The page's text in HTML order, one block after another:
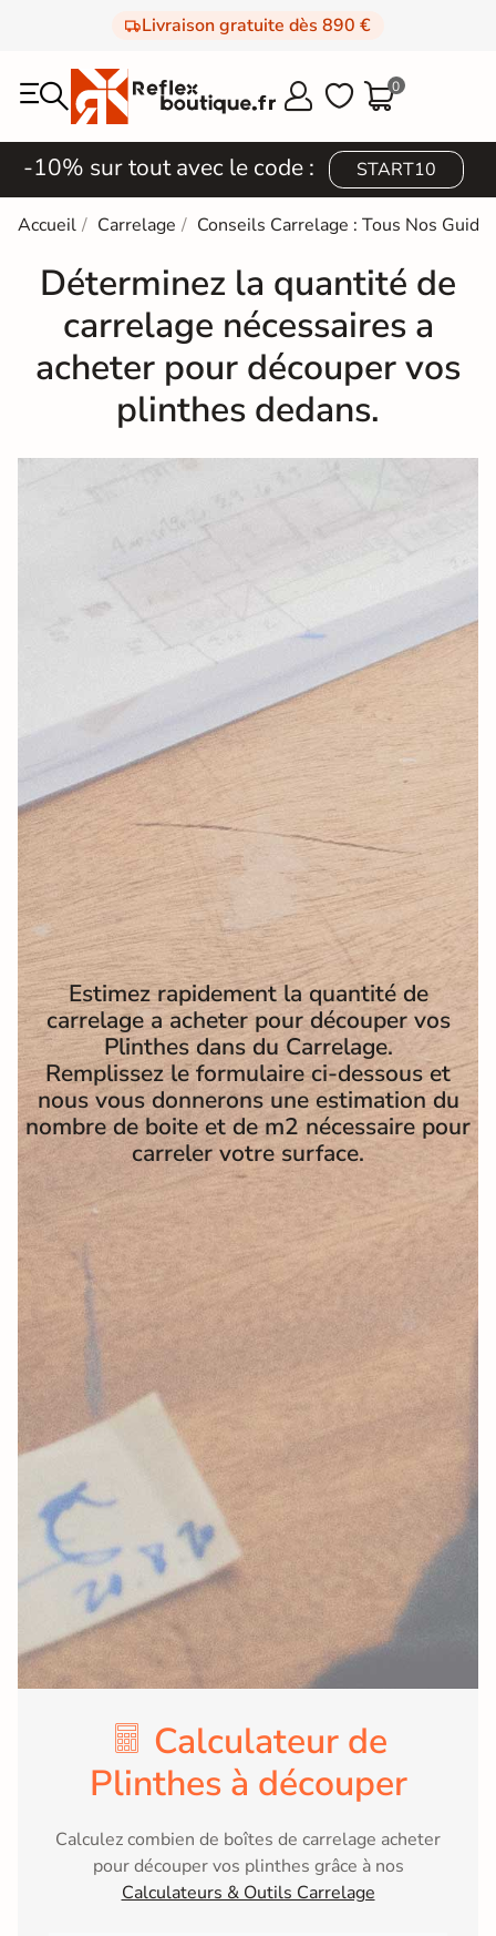
Livraison gratuite dès 890 €
  0
-10% sur tout avec le code : START10
Accueil Carrelage Conseils Carrelage : Tous Nos
Déterminez la quantité de
carrelage nécessaires a
acheter pour découper vos
plinthes dedans.
Estimez rapidement la quantité de
carrelage a acheter pour découper vos
Plinthes dans du Carrelage.
Remplissez le formulaire ci-dessous et
nous vous donnerons une estimation du
nombre de boite et de m2 nécessaire pour
carreler votre surface.
Calculateur de
Plinthes à découper
Calculez combien de boîtes de carrelage acheter
pour découper vos plinthes grâce à nos
Calculateurs & Outils Carrelage